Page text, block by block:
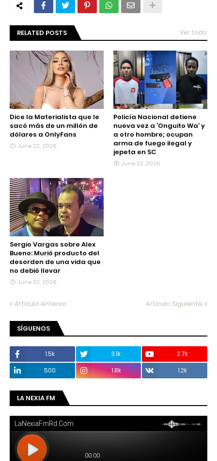
RELATED POSTS Ver todo
Dice la Materialista que le
sacó más de un millón de
dólares a OnlyFans
June 22, 2026
Policía Nacional detiene
nueva vez a ‘Onguito Wa’ y
a otro hombre; ocupan
arma de fuego ilegal y
jepeta en SC
June 22, 2026
Sergio Vargas sobre Alex
Bueno: Murió producto del
desorden de una vida que
no debió llevar
June 22, 2026
Artículo Anterior Artículo Siguiente
SÍGUENOS
1.5k 3.1k
2.7k
500
1.8k 1.2k
LA NEXIA FM